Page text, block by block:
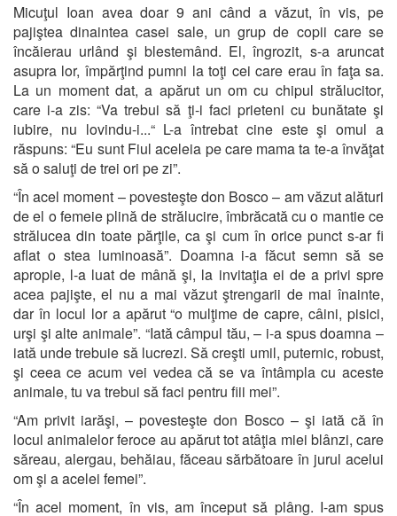
Micuţul Ioan avea doar 9 ani când a văzut, în vis, pe
pajiştea dinaintea casei sale, un grup de copii care se
încăierau urlând şi blestemând. El, îngrozit, s-a aruncat
asupra lor, împărţind pumni la toţi cei care erau în faţa sa.
La un moment dat, a apărut un om cu chipul strălucitor,
care i-a zis: “Va trebui să ţi-i faci prieteni cu bunătate şi
iubire, nu lovindu-i...“ L-a întrebat cine este şi omul a
răspuns: “Eu sunt Fiul aceleia pe care mama ta te-a învăţat
să o saluţi de trei ori pe zi”.
“În acel moment – povesteşte don Bosco – am văzut alături
de el o femeie plină de strălucire, îmbrăcată cu o mantie ce
strălucea din toate părţile, ca şi cum în orice punct s-ar fi
aflat o stea luminoasă”. Doamna i-a făcut semn să se
apropie, l-a luat de mână şi, la invitaţia ei de a privi spre
acea pajişte, el nu a mai văzut ştrengarii de mai înainte,
dar în locul lor a apărut “o mulţime de capre, câini, pisici,
urşi şi alte animale”. “Iată câmpul tău, – i-a spus doamna –
iată unde trebuie să lucrezi. Să creşti umil, puternic, robust,
şi ceea ce acum vei vedea că se va întâmpla cu aceste
animale, tu va trebui să faci pentru fiii mei”.
“Am privit iarăşi, – povesteşte don Bosco – şi iată că în
locul animalelor feroce au apărut tot atâţia miei blânzi, care
săreau, alergau, behăiau, făceau sărbătoare în jurul acelui
om şi a acelei femei”.
“În acel moment, în vis, am început să plâng. I-am spus